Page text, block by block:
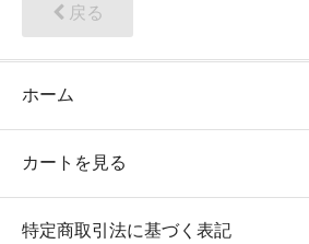
戻る
ホーム
カートを見る
特定商取引法に基づく表記